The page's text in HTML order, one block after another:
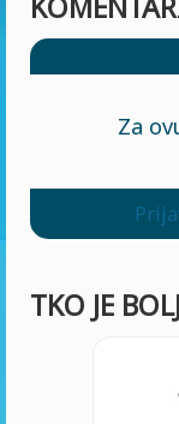
Za
TKO JE